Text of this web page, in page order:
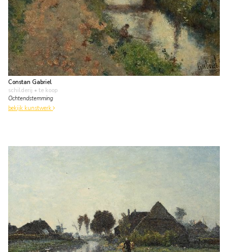
Constan Gabriel
schilderij • te koop
Ochtendstemming
bekijk kunstwerk